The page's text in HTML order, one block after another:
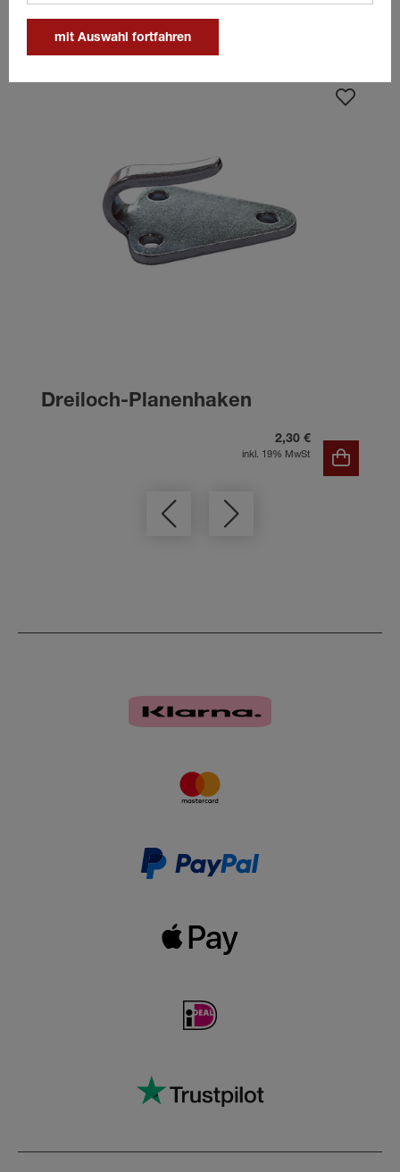
Passende Produkte
Dreiloch-Planenhaken
2,30 €
inkl. 19% MwSt
mit Auswahl fortfahren